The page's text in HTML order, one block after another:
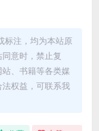
标注，均为本站原
意时，禁止复
、书籍等各类媒
权益，可联系我